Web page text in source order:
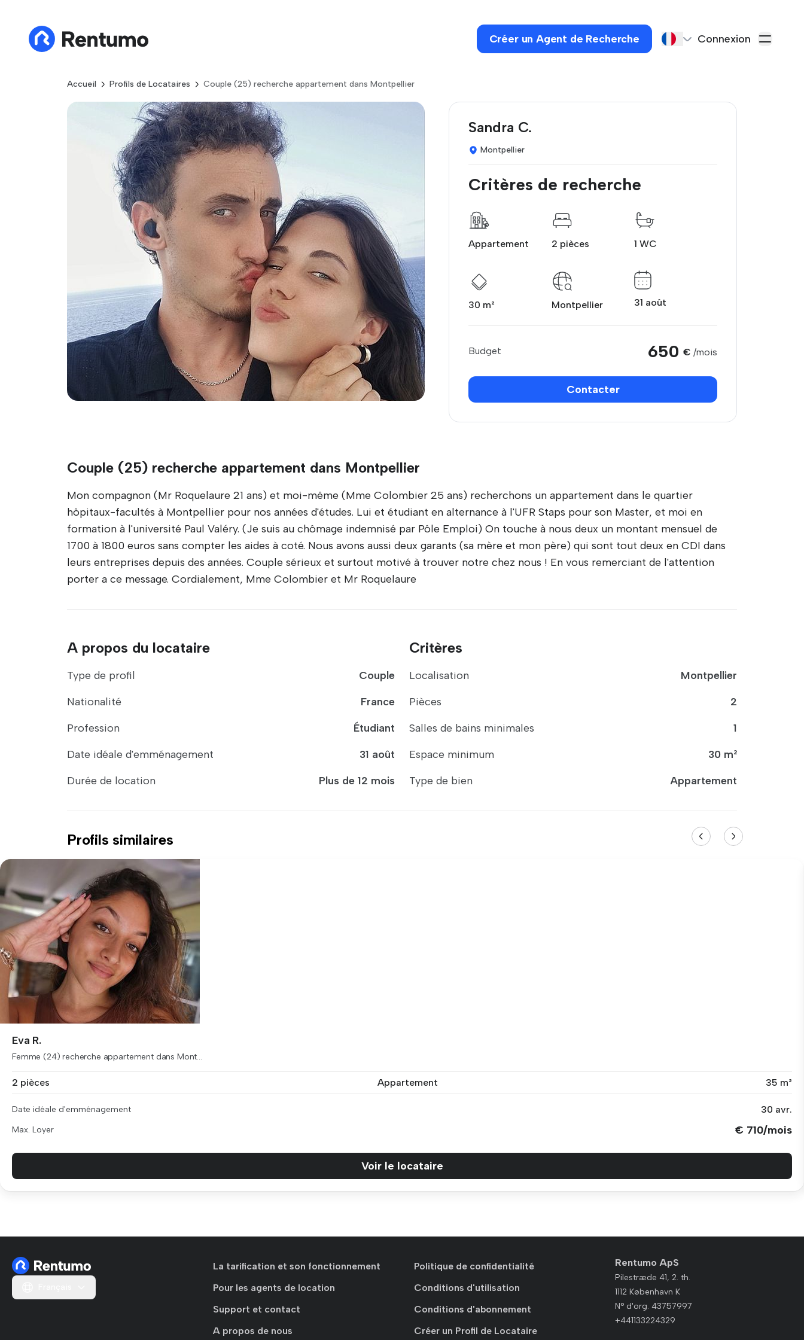
Créer un Agent de Recherche Connexion
Accueil Profils de Locataires Couple (25) recherche appartement dans Montpellier
Sandra C.
Montpellier
Critères de recherche
Appartement 2 pièces 1 WC
30 m² Montpellier 31 août
Budget 650 € /mois
Contacter
Couple (25) recherche appartement dans Montpellier
Mon compagnon (Mr Roquelaure 21 ans) et moi-même (Mme Colombier 25 ans) recherchons un appartement dans le quartier
hôpitaux-facultés à Montpellier pour nos années d'études. Lui et étudiant en alternance à l'UFR Staps pour son Master, et moi en
formation à l'université Paul Valéry. (Je suis au chômage indemnisé par Pôle Emploi) On touche à nous deux un montant mensuel de
1700 à 1800 euros sans compter les aides à coté. Nous avons aussi deux garants (sa mère et mon père) qui sont tout deux en CDI dans
leurs entreprises depuis des années. Couple sérieux et surtout motivé à trouver notre chez nous ! En vous remerciant de l'attention
porter a ce message. Cordialement, Mme Colombier et Mr Roquelaure
A propos du locataire
Type de profil
Couple
Nationalité
France
Profession
Étudiant
Date idéale d'emménagement
31 août
Durée de location
Plus de 12 mois
Critères
Localisation
Montpellier
Pièces
2
Salles de bains minimales
1
Espace minimum
30 m²
Type de bien
Appartement
Profils similaires
Eva R.
Femme (24) recherche appartement dans Mont...
2 pièces Appartement 35 m²
Date idéale d'emménagement 30 avr.
Max. Loyer € 710/mois
Voir le locataire
La tarification et son fonctionnement
Pour les agents de location
Support et contact
A propos de nous
Politique de confidentialité
Conditions d'utilisation
Conditions d'abonnement
Créer un Profil de Locataire
Rentumo ApS
Pilestræde 41, 2. th.
1112 København K
N° d'org. 43757997
+441133224329